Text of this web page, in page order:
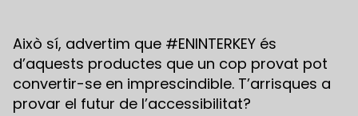
Això sí, advertim que #ENINTERKEY és
d’aquests productes que un cop provat pot
convertir-se en imprescindible. T’arrisques a
provar el futur de l’accessibilitat?